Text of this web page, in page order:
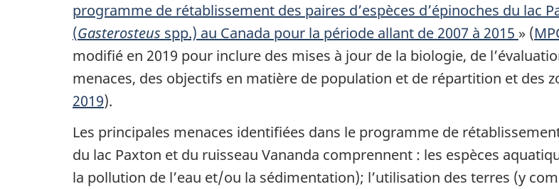
programme de rétablissement des paires d’espèces d’épinoches du lac
(Gasterosteus spp.) au Canada pour la période allant de 2007 à 2015 » (
modifié en 2019 pour inclure des mises à jour de la biologie, de
menaces, des objectifs en matière de population et de répartition et des
2019).
Les principales menaces identifiées dans le programme de
du lac Paxton et du ruisseau Vananda comprennent : les espèces
la pollution de l’eau et/ou la sédimentation); l’utilisation des terres (y